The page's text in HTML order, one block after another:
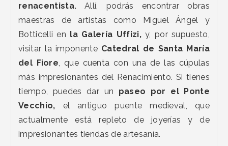
renacentista.Allí, podrás encontrar obras
maestras de artistas como Miguel Ángel y
Botticelli en la Galería Uffizi,y, por supuesto,
visitar la imponente Catedral de Santa María
del Fiore, que cuenta con una de las cúpulas
más impresionantes del Renacimiento. Si tienes
tiempo, puedes dar un paseo por el Ponte
Vecchio, el antiguo puente medieval, que
actualmente está repleto de joyerías y de
impresionantes tiendas de artesanía.